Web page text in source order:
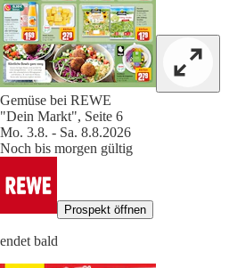
Gemüse bei REWE
"Dein Markt", Seite 6
Mo. 3.8. - Sa. 8.8.2026
Noch bis morgen gültig
Prospekt öffnen
endet bald